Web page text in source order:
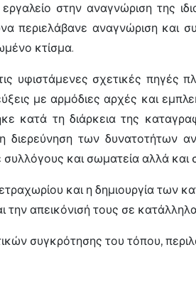
στην αναγνώριση της
περιελάβανε αναγνώριση και
κτίσμα.
υφιστάμενες σχετικές πηγές
με αρμόδιες αρχές και
κατά τη διάρκεια της
των δυνατοτήτων
συλλόγους και σωματεία αλλά
και η δημιουργία των
απεικόνισή τους σε
συγκρότησης του τόπου,